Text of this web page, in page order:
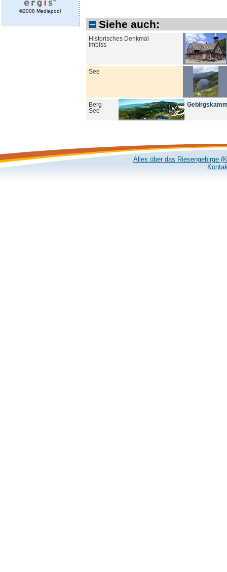
©2008 Mediapool
Siehe auch:
Historisches Denkmal
Imbiss
See
Berg
See
Alles über das Riesengebirge